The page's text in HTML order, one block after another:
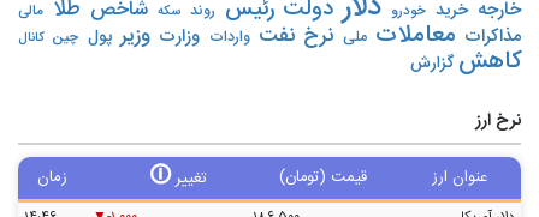
خارجه خرید خودرو دولت رئیس روند سکه شاخص طلا مالی
مذاکرات معاملات ملی نرخ نفت واردات وزارت وزیر پول چین کانال
کاهش گزارش
نرخ ارز
عنوان ارز قیمت (تومان) تغییر🛈 زمان